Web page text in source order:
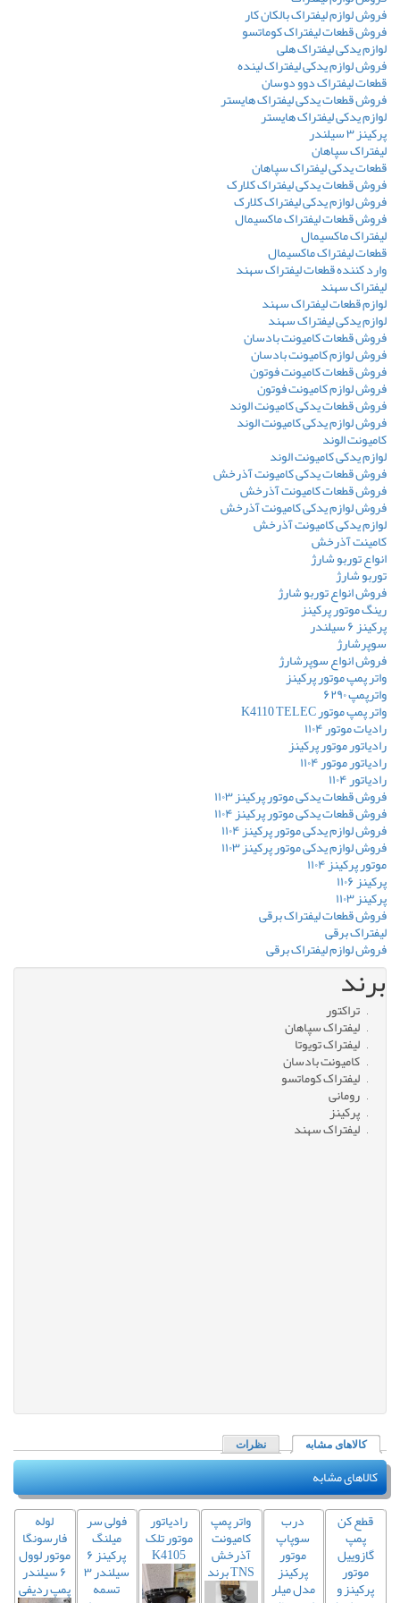
فروش لوازم لیفتراک بالکان کار
فروش قطعات لیفتراک کوماتسو
لوازم یدکی لیفتراک هلی
فروش لوازم یدکی لیفتراک لینده
قطعات لیفتراک دوو دوسان
فروش قطعات یدکی لیفتراک هایستر
لوازم یدکی لیفتراک هایستر
پرکینز ۳ سیلندر
لیفتراک سپاهان
قطعات یدکی لیفتراک سپاهان
فروش قطعات یدکی لیفتراک کلارک
فروش لوازم یدکی لیفتراک کلارک
فروش قطعات لیفتراک ماکسیمال
لیفتراک ماکسیمال
قطعات لیفتراک ماکسیمال
وارد کننده قطعات لیفتراک سهند
لیفتراک سهند
لوازم قطعات لیفتراک سهند
لوازم یدکی لیفتراک سهند
فروش قطعات کامیونت بادسان
فروش لوازم کامیونت بادسان
فروش قطعات کامیونت فوتون
فروش لوازم کامیونت فوتون
فروش قطعات یدکی کامیونت الوند
فروش لوازم یدکی کامیونت الوند
کامیونت الوند
لوازم یدکی کامیونت الوند
فروش قطعات یدکی کامیونت آذرخش
فروش قطعات کامیونت آذرخش
فروش لوازم یدکی کامیونت آذرخش
لوازم یدکی کامیونت آذرخش
کامینت آذرخش
انواع توربو شارژ
توربو شارژ
فروش انواع توربو شارژ
رینگ موتور پرکینز
پرکینز ۶ سیلندر
سوپرشارژ
فروش انواع سوپرشارژ
واتر پمپ موتور پرکینز
واترپمپ ۶۲۹۰
واتر پمپ موتور K4110 TELEC
رادیات موتور ۱۱۰۴
رادیاتور موتور پرکینز
رادیاتور موتور ۱۱۰۴
رادیاتور ۱۱۰۴
فروش قطعات یدکی موتور پرکینز ۱۱۰۳
فروش قطعات یدکی موتور پرکینز ۱۱۰۴
فروش لوازم یدکی موتور پرکینز ۱۱۰۴
فروش لوازم یدکی موتور پرکینز ۱۱۰۳
موتور پرکینز ۱۱۰۴
پرکینز ۱۱۰۶
پرکینز ۱۱۰۳
فروش قطعات لیفتراک برقی
لیفتراک برقی
فروش لوازم لیفتراک برقی
برند
تراکتور
لیفتراک سپاهان
لیفتراک تویوتا
کامیونت بادسان
لیفتراک کوماتسو
رومانی
پرکینز
لیفتراک سهند
کالاهای مشابه (لبه فعال)نظرات
کالاهای مشابه
لوله
فارسونگا
موتور لوول
۶ سیلندر
پمپ ردیفی
فولی سر
میلنگ
پرکینز ۶
سیلندر ۳
تسمه
رادیاتور
موتور تلک
K4105
واتر پمپ
کامیونت
آذرخش
برند TNS
درب
سوپاپ
موتور
پرکینز
مدل میلر
قطع کن
پمپ
گازوییل
موتور
پرکینز و